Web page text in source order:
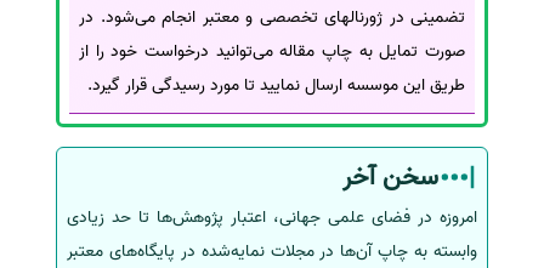
تضمینی در ژورنالهای تخصصی و معتبر انجام می‌شود. در
صورت تمایل به چاپ مقاله می‌توانید درخواست خود را از
طریق این موسسه ارسال نمایید تا مورد رسیدگی قرار گیرد.
سخن آخر
امروزه در فضای علمی جهانی، اعتبار پژوهش‌ها تا حد زیادی
وابسته به چاپ آن‌ها در مجلات نمایه‌شده در پایگاه‌های معتبر